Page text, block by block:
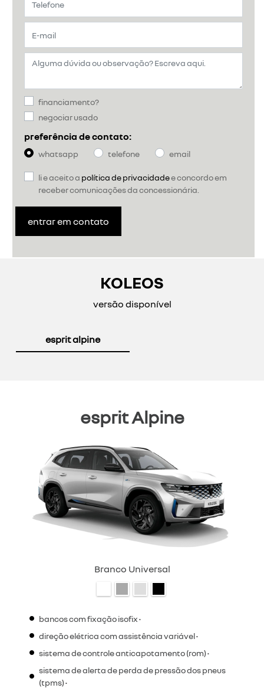
financiamento?
negociar usado
preferência de contato:
whatsapp telefone email
li e aceito a política de privacidadee concordo em
receber comunicações da concessionária.
entrar em contato
KOLEOS
versão disponível
esprit alpine
esprit Alpine
Branco Universal
bancos com fixação isofix •
direção elétrica com assistência variável •
sistema de controle anticapotamento (rom) •
sistema de alerta de perda de pressão dos pneus
(tpms) •